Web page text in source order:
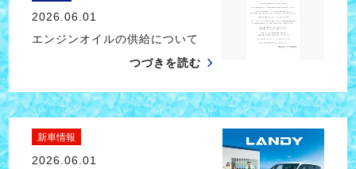
2026.06.01
エンジンオイルの供給について
つづきを読む
新車情報
2026.06.01